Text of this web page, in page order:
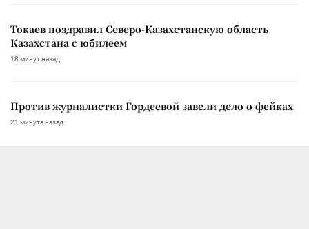
Токаев поздравил Северо-Казахстанскую область
Казахстана с юбилеем
18 минут назад
Против журналистки Гордеевой завели дело о фейках
21 минута назад